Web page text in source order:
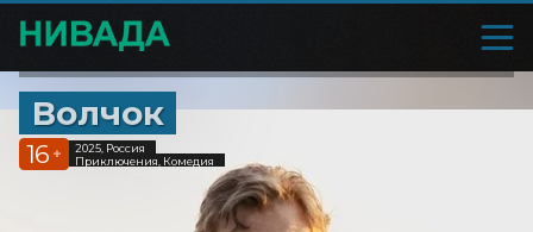
Волчок
16 +
2025, Россия
Приключения, Комедия